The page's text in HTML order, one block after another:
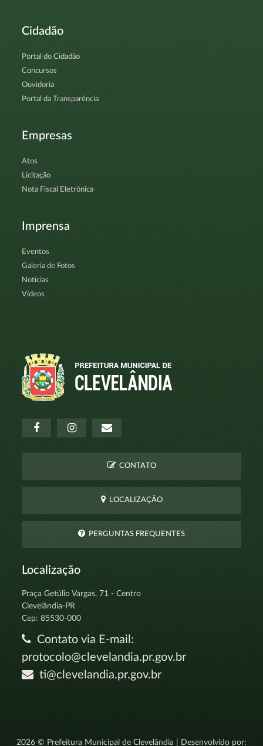
Cidadão
Portal do Cidadão
Concursos
Ouvidoria
Portal da Transparência
Empresas
Atos
Licitação
Nota Fiscal Eletrônica
Imprensa
Eventos
Galeria de Fotos
Notícias
Vídeos
CONTATO
LOCALIZAÇÃO
PERGUNTAS FREQUENTES
Localização
Praça Getúlio Vargas, 71 - Centro
Clevelândia-PR
Cep: 85530-000
Contato via E-mail:
protocolo@clevelandia.pr.gov.br
ti@clevelandia.pr.gov.br
2026 © Prefeitura Municipal de Clevelândia | Desenvolvido por: